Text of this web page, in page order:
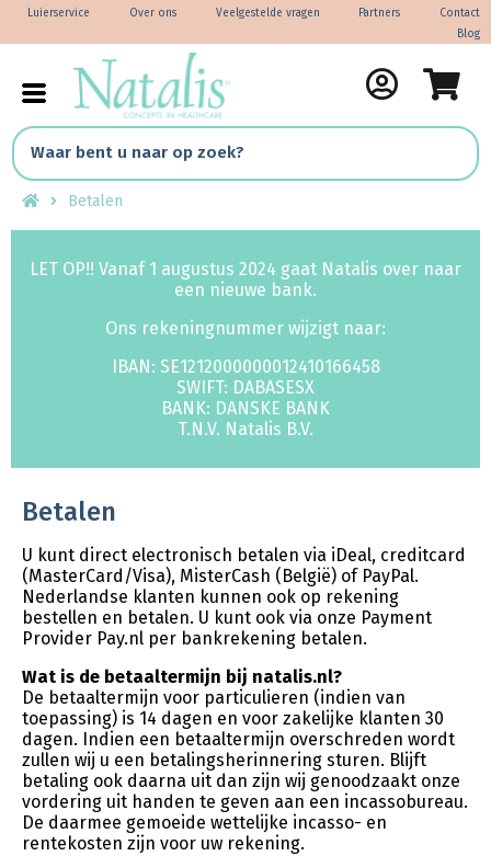
Contact
Partners
Veelgestelde vragen
Over ons
Luierservice
Blog
Betalen
LET OP!! Vanaf 1 augustus 2024 gaat Natalis over naar
een nieuwe bank.
Ons rekeningnummer wijzigt naar:
IBAN: SE1212000000012410166458
SWIFT: DABASESX
BANK: DANSKE BANK
T.N.V. Natalis B.V.
Betalen
U kunt direct electronisch betalen via iDeal, creditcard
(MasterCard/Visa), MisterCash (België) of PayPal.
Nederlandse klanten kunnen ook op rekening
bestellen en betalen. U kunt ook via onze Payment
Provider Pay.nl per bankrekening betalen.
Wat is de betaaltermijn bij natalis.nl?
De betaaltermijn voor particulieren (indien van
toepassing) is 14 dagen en voor zakelijke klanten 30
dagen. Indien een betaaltermijn overschreden wordt
zullen wij u een betalingsherinnering sturen. Blijft
betaling ook daarna uit dan zijn wij genoodzaakt onze
vordering uit handen te geven aan een incassobureau.
De daarmee gemoeide wettelijke incasso- en
rentekosten zijn voor uw rekening.